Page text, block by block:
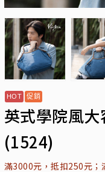
英式學院風
(1524)
滿3000元，抵扣250元